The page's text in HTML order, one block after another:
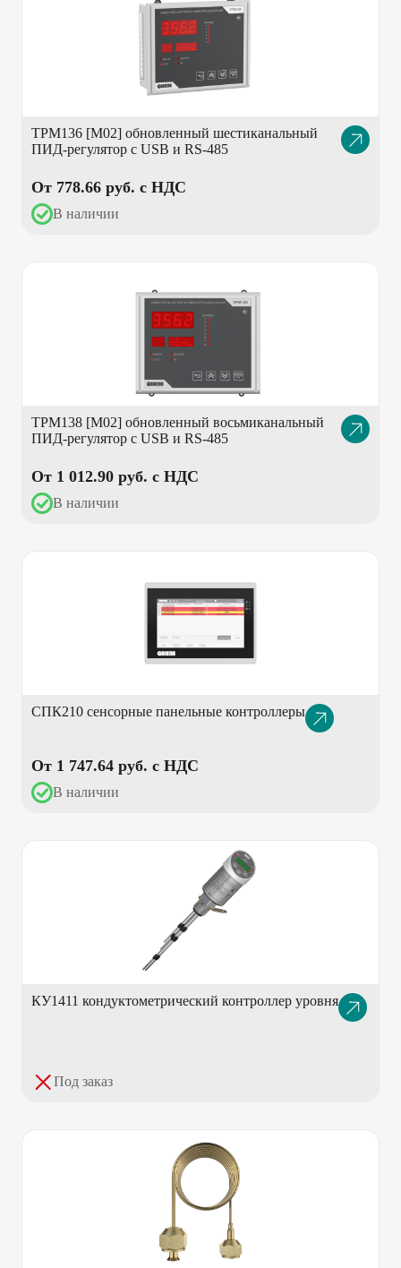
ТРМ136 [M02] обновленный шестиканальный
ПИД-регулятор с USB и RS-485
Описание
товара
От 778.66 pуб. с НДС
В наличии
ТРМ138 [M02] обновленный восьмиканальный
ПИД-регулятор с USB и RS-485
Описание
товара
От 1 012.90 pуб. с НДС
В наличии
СПК210 сенсорные панельные контроллерыОписание
товара
От 1 747.64 pуб. с НДС
В наличии
КУ1411 кондуктометрический контроллер уровняОписание
товара
Под заказ